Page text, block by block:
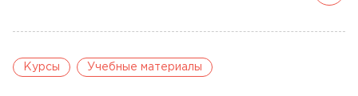
Курсы Учебные материалы